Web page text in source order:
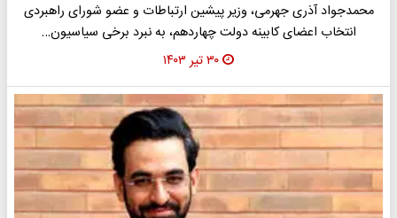
محمدجواد آذری جهرمی، وزیر پیشین ارتباطات و عضو شورای راهبردی
انتخاب اعضای کابینه دولت چهاردهم، به نبرد برخی سیاسیون…
۳۰ تیر ۱۴۰۳